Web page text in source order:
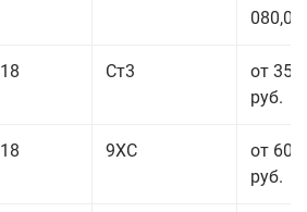
080,00
18 Ст3
от 35
руб.
18 9ХС
от 60
руб.